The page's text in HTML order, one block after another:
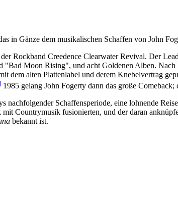
in Gänze dem musikalischen Schaffen von John
Rockband Creedence Clearwater Revival. Der
Moon Rising", und acht Goldenen Alben.
dem alten Plattenlabel und derem Knebelvertrag
1985 gelang John Fogerty dann das große
nachfolgender Schaffensperiode, eine lohnende
Countrymusik fusionierten, und der daran
bekannt ist.